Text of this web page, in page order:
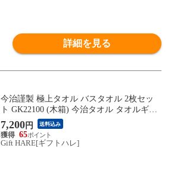
詳細を見る
今治謹製 極上タオル バスタオル 2枚セッ
ト GK22100 (木箱) 今治タオル タオルギフ
ト 送料無料 【_
7,200円 送料込み
65
Gift HARE[ギフトハレ]